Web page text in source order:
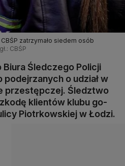
zatrzymało siedem osób
CBŚP
Śledczego Policji
o udział w
przestępczej. Śledztwo
klientów klubu go-
Piotrkowskiej w Łodzi.